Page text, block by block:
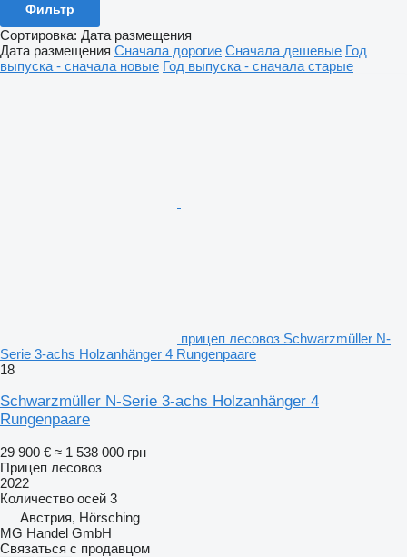
Фильтр
Сортировка: Дата размещения
Дата размещения Сначала дорогие Сначала дешевые Год
выпуска - сначала новые Год выпуска - сначала старые
прицеп лесовоз Schwarzmüller N-
Serie 3-achs Holzanhänger 4 Rungenpaare
18
Schwarzmüller N-Serie 3-achs Holzanhänger 4
Rungenpaare
29 900 € ≈ 1 538 000 грн
Прицеп лесовоз
2022
Количество осей 3
Австрия, Hörsching
MG Handel GmbH
Связаться с продавцом